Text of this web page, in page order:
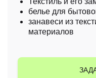
белье для
занавеси из
материалов
деятельности
предприятия;